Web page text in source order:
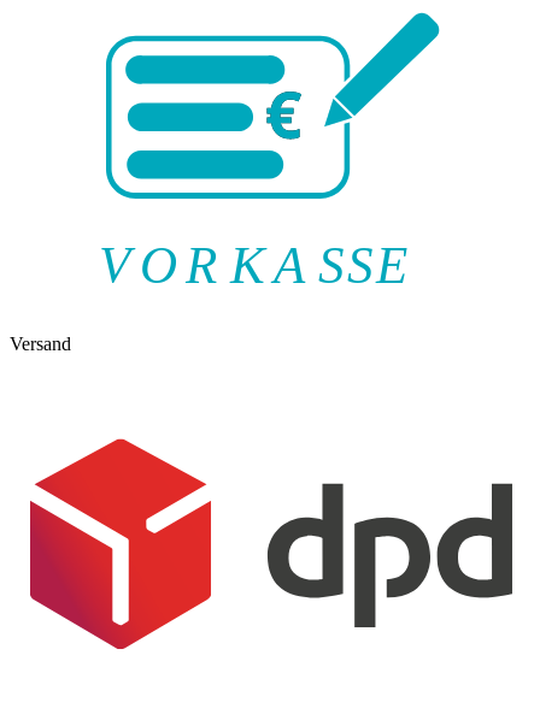
VOR KA SSE
Versand